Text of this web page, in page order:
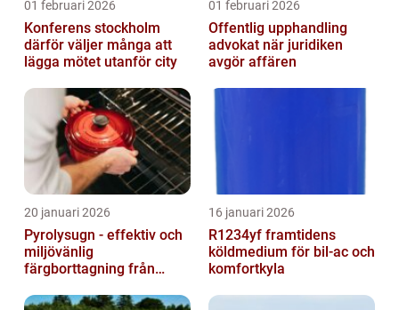
01 februari 2026
Konferens stockholm
därför väljer många att
lägga mötet utanför city
01 februari 2026
Offentlig upphandling
advokat när juridiken
avgör affären
20 januari 2026
Pyrolysugn - effektiv och
miljövänlig
färgborttagning från
16 januari 2026
R1234yf framtidens
köldmedium för bil-ac och
komfortkyla